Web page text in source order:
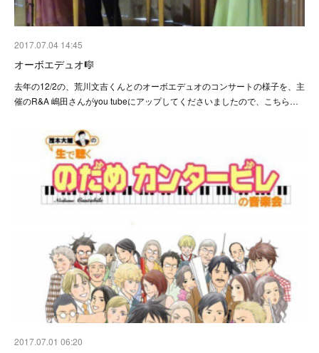
2017.07.04 14:45
オーボエデュオ🎼
去年の12/2の、荒川文吉くんとのオーボエデュオのコンサートの様子を、主
催のR&A 嶋田さんがyou tubeにアップしてくださいましたので、こちら…
2017.07.01 06:20